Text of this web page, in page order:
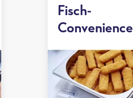
Fisch-
Convenience